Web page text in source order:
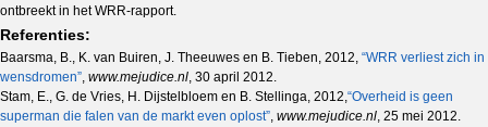
ontbreekt in het WRR-rapport.
Referenties:
Baarsma, B., K. van Buiren, J. Theeuwes en B. Tieben, 2012, “WRR verliest zich in
wensdromen”, www.mejudice.nl, 30 april 2012.
Stam, E., G. de Vries, H. Dijstelbloem en B. Stellinga, 2012,“Overheid is geen
superman die falen van de markt even oplost”, www.mejudice.nl, 25 mei 2012.